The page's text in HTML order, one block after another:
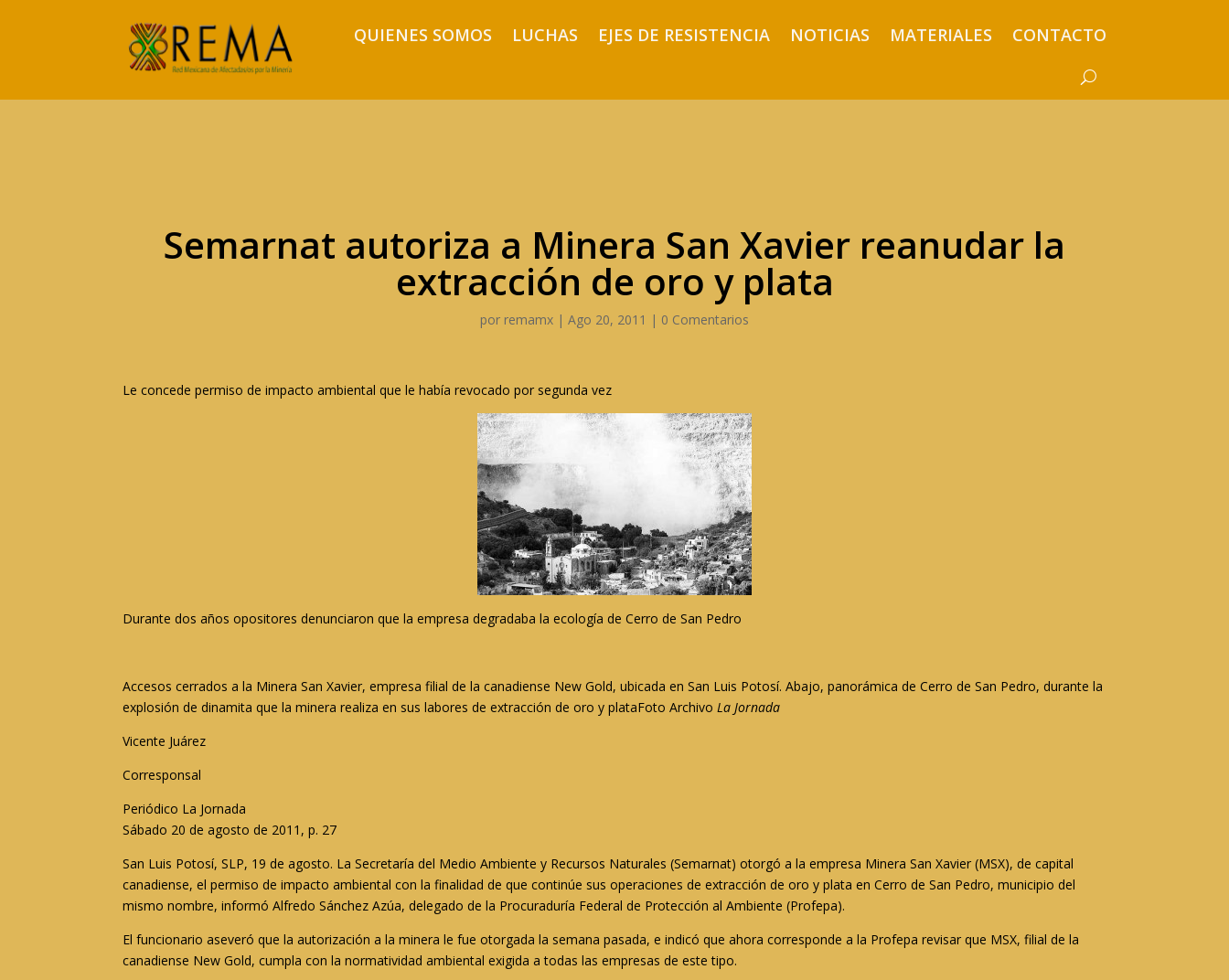
QUIENES SOMOS LUCHAS EJES DE RESISTENCIA NOTICIAS MATERIALES CONTACTO
Semarnat autoriza a Minera San Xavier reanudar la
extracción de oro y plata
por remamx | Ago 20, 2011 | 0 Comentarios
Le concede permiso de impacto ambiental que le había revocado por segunda vez
Durante dos años opositores denunciaron que la empresa degradaba la ecología de Cerro de San Pedro
Accesos cerrados a la Minera San Xavier, empresa filial de la canadiense New Gold, ubicada en San Luis Potosí. Abajo, panorámica de Cerro de San Pedro, durante la
explosión de dinamita que la minera realiza en sus labores de extracción de oro y plataFoto ArchivoLa Jornada
Vicente Juárez
Corresponsal
Periódico La Jornada
Sábado 20 de agosto de 2011, p. 27
San Luis Potosí, SLP, 19 de agosto. La Secretaría del Medio Ambiente y Recursos Naturales (Semarnat) otorgó a la empresa Minera San Xavier (MSX), de capital
canadiense, el permiso de impacto ambiental con la finalidad de que continúe sus operaciones de extracción de oro y plata en Cerro de San Pedro, municipio del
mismo nombre, informó Alfredo Sánchez Azúa, delegado de la Procuraduría Federal de Protección al Ambiente (Profepa).
El funcionario aseveró que la autorización a la minera le fue otorgada la semana pasada, e indicó que ahora corresponde a la Profepa revisar que MSX, filial de la
canadiense New Gold, cumpla con la normatividad ambiental exigida a todas las empresas de este tipo.